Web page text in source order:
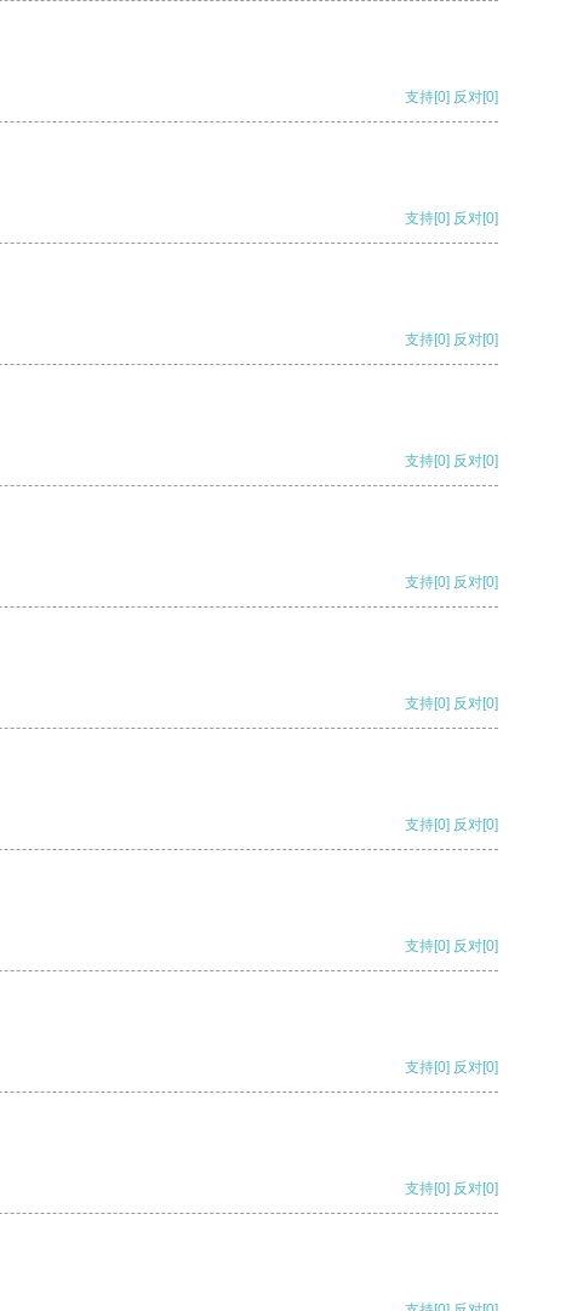
支持[0] 反对[0]
支持[0] 反对[0]
支持[0] 反对[0]
支持[0] 反对[0]
支持[0] 反对[0]
支持[0] 反对[0]
支持[0] 反对[0]
支持[0] 反对[0]
支持[0] 反对[0]
支持[0] 反对[0]